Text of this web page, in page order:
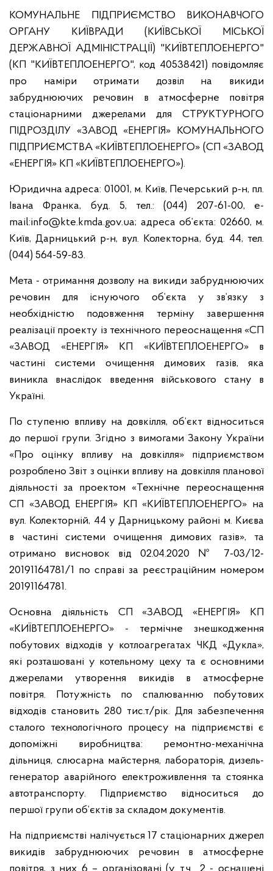
КОМУНАЛЬНЕ ПІДПРИЄМСТВО ВИКОНАВЧОГО
ОРГАНУ КИЇВРАДИ (КИЇВСЬКОЇ МІСЬКОЇ
ДЕРЖАВНОЇ АДМІНІСТРАЦІЇ) "КИЇВТЕПЛОЕНЕРГО"
(КП "КИЇВТЕПЛОЕНЕРГО", код 40538421) повідомляє
про наміри отримати дозвіл на викиди
забруднюючих речовин в атмосферне повітря
стаціонарними джерелами для СТРУКТУРНОГО
ПІДРОЗДІЛУ «ЗАВОД «ЕНЕРГІЯ» КОМУНАЛЬНОГО
ПІДПРИЄМСТВА «КИЇВТЕПЛОЕНЕРГО» (СП «ЗАВОД
«ЕНЕРГІЯ» КП «КИЇВТЕПЛОЕНЕРГО»).
Юридична адреса: 01001, м. Київ, Печерський р-н, пл.
Івана Франка, буд. 5, тел.: (044) 207-61-00, е-
mail:info@kte.kmda.gov.ua; адреса об’єкта: 02660, м.
Київ, Дарницький р-н, вул. Колекторна, буд. 44, тел.
(044) 564-59-83.
Мета - отримання дозволу на викиди забруднюючих
речовин для існуючого об’єкта у зв’язку з
необхідністю подовження терміну завершення
реалізації проекту із технічного переоснащення «СП
«ЗАВОД «ЕНЕРГІЯ» КП «КИЇВТЕПЛОЕНЕРГО» в
частині системи очищення димових газів, яка
виникла внаслідок введення військового стану в
Україні.
По ступеню впливу на довкілля, об’єкт відноситься
до першої групи. Згідно з вимогами Закону України
«Про оцінку впливу на довкілля» підприємством
розроблено Звіт з оцінки впливу на довкілля планової
діяльності за проектом «Технічне переоснащення
СП «ЗАВОД ЕНЕРГІЯ» КП «КИЇВТЕПЛОЕНЕРГО» на
вул. Колекторній, 44 у Дарницькому районі м. Києва
в частині системи очищення димових газів», та
отримано висновок від 02.04.2020 № 7-03/12-
20191164781/1 по справі за реєстраційним номером
20191164781.
Основна діяльність СП «ЗАВОД «ЕНЕРГІЯ» КП
«КИЇВТЕПЛОЕНЕРГО» - термічне знешкодження
побутових відходів у котлоагрегатах ЧКД «Дукла»,
які розташовані у котельному цеху та є основними
джерелами утворення викидів в атмосферне
повітря. Потужність по спалюванню побутових
відходів становить 280 тис.т/рік. Для забезпечення
сталого технологічного процесу на підприємстві є
допоміжні виробництва: ремонтно-механічна
дільниця, слюсарна майстерня, лабораторія, дизель-
генератор аварійного електроживлення та стоянка
автотранспорту. Підприємство відноситься до
першої групи об’єктів за складом документів.
На підприємстві налічується 17 стаціонарних джерел
викидів забруднюючих речовин в атмосферне